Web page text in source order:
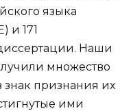
языка
и 171
Наши
множество
знак признания их
ими